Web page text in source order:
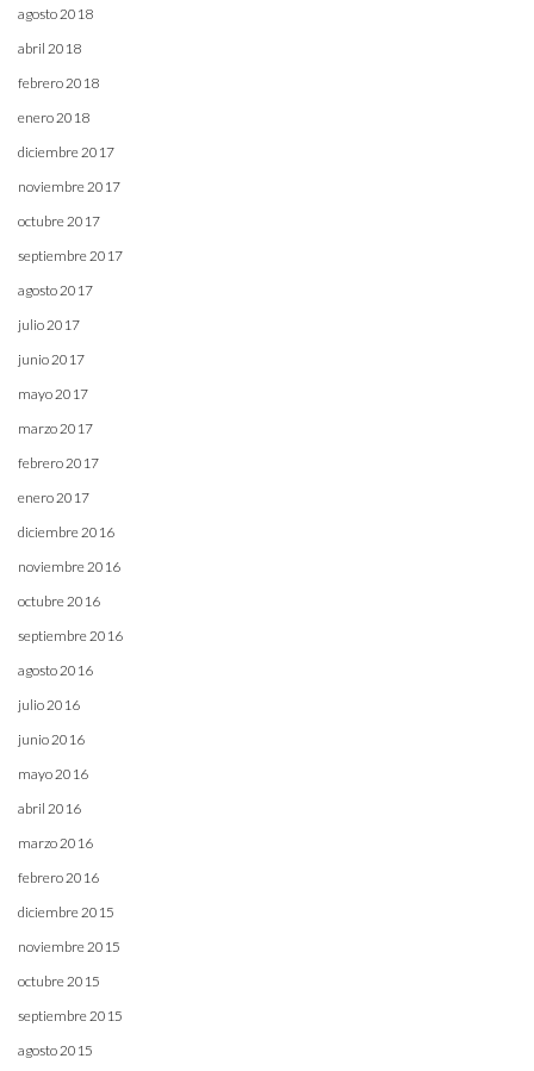
agosto 2018
abril 2018
febrero 2018
enero 2018
diciembre 2017
noviembre 2017
octubre 2017
septiembre 2017
agosto 2017
julio 2017
junio 2017
mayo 2017
marzo 2017
febrero 2017
enero 2017
diciembre 2016
noviembre 2016
octubre 2016
septiembre 2016
agosto 2016
julio 2016
junio 2016
mayo 2016
abril 2016
marzo 2016
febrero 2016
diciembre 2015
noviembre 2015
octubre 2015
septiembre 2015
agosto 2015